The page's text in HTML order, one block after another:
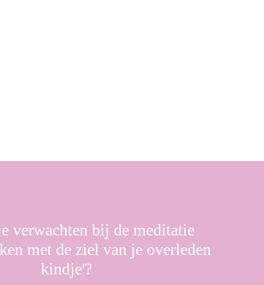
verwachten bij de meditatie
met de ziel van je overleden
kindje'?